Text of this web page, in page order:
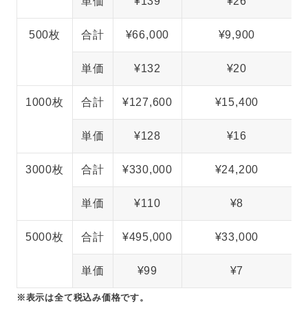
500枚 合計 ¥66,000 ¥9,900
単価 ¥132 ¥20
1000枚 合計 ¥127,600 ¥15,400
単価 ¥128 ¥16
3000枚 合計 ¥330,000 ¥24,200
単価 ¥110 ¥8
5000枚 合計 ¥495,000 ¥33,000
単価 ¥99 ¥7
※表示は全て税込み価格です。